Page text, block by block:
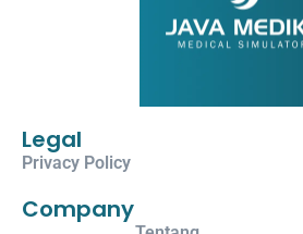
Legal
Privacy Policy
Company